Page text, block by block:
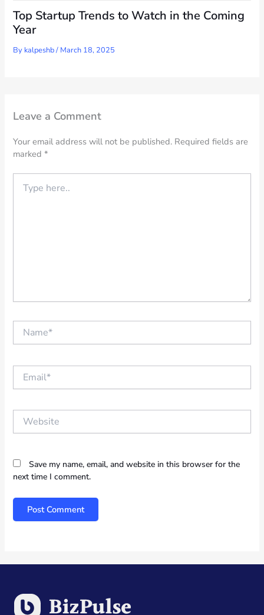
Top Startup Trends to Watch in the Coming
Year
By kalpeshb/ March 18, 2025
Leave a Comment
Your email address will not be published. Required fields are
marked*
here..
Website
Save my name, email, and website in this browser for the
next time I comment.